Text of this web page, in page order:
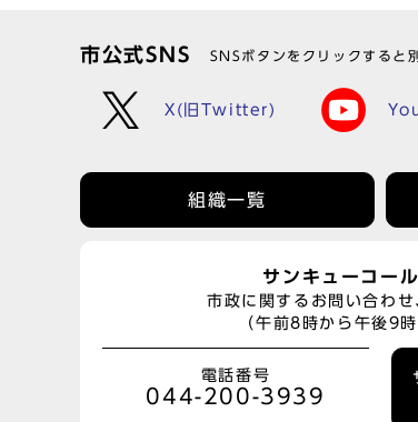
市公式SNS SNSボタンをクリックすると
X(旧Twitter)
組織一覧
サンキューコー
市政に関するお問い合わ
（午前8時から午後9
電話番号
044-200-3939